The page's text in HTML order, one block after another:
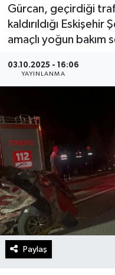
Gürcan, geçirdiği
kaldırıldığı
amaçlı yoğun bakım
03.10.2025 - 16:06
YAYINLANMA
Paylaş
Eskişehirspor
Magazin
Politika
Sağlık
Spor